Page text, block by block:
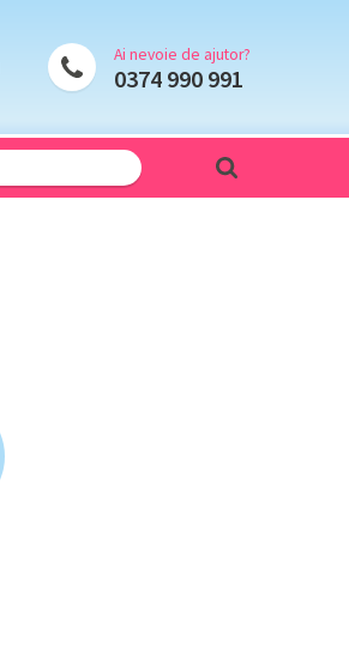
Ai nevoie de ajutor?
0374 990 991